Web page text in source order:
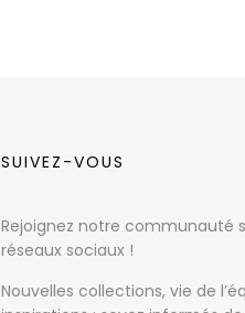
SUIVEZ-VOUS
Rejoignez notre communauté
réseaux sociaux !
Nouvelles collections, vie de